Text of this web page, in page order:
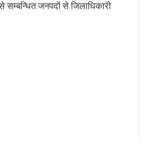
सम्बन्धित जनपदों से जिलाधिकारी